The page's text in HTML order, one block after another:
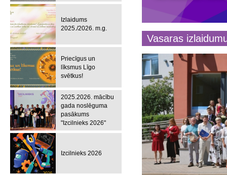
Izlaidums
2025./2026. m.g.
Priecīgus un
līksmus Līgo
svētkus!
2025.2026. mācību
gada noslēguma
pasākums
"Izcilnieks 2026"
Izcilnieks 2026
Vasaras